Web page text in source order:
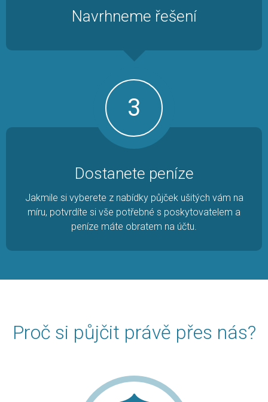
Navrhneme řešení
3
Dostanete peníze
Jakmile si vyberete z nabídky půjček ušitých vám na
míru, potvrdíte si vše potřebné s poskytovatelem a
peníze máte obratem na účtu.
Proč si půjčit právě přes nás?